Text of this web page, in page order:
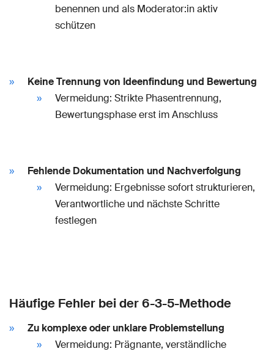
benennen und als Moderator:in aktiv
schützen
Keine Trennung von Ideenfindung und Bewertung
Vermeidung: Strikte Phasentrennung,
Bewertungsphase erst im Anschluss
Fehlende Dokumentation und Nachverfolgung
Vermeidung: Ergebnisse sofort strukturieren,
Verantwortliche und nächste Schritte
festlegen
Häufige Fehler bei der 6-3-5-Methode
Zu komplexe oder unklare Problemstellung
Vermeidung: Prägnante, verständliche